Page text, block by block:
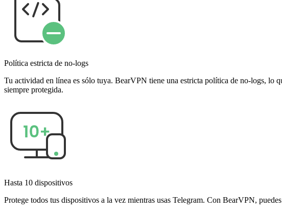
Política estricta de no-logs
Tu actividad en línea es sólo tuya. BearVPN tiene una estricta política de no-logs, lo
siempre protegida.
Hasta 10 dispositivos
Protege todos tus dispositivos a la vez mientras usas Telegram. Con BearVPN,